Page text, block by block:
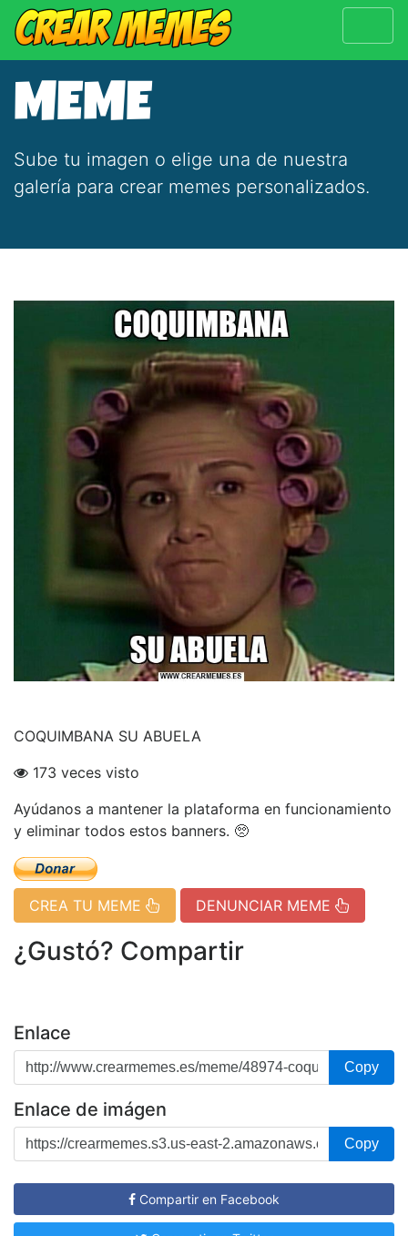
MEME
Sube tu imagen o elige una de nuestra
galería para crear memes personalizados.
COQUIMBANA SU ABUELA
173 veces visto
Ayúdanos a mantener la plataforma en funcionamiento
y eliminar todos estos banners. 🥺
CREA TU MEME DENUNCIAR MEME
¿Gustó? Compartir
Enlace
Copy
Enlace de imágen
Copy
Compartir en Facebook